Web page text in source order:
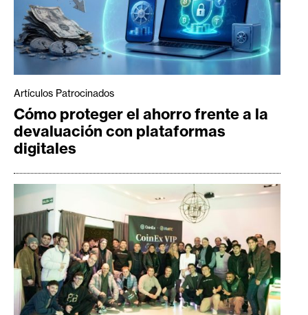
Artículos Patrocinados
Cómo proteger el ahorro frente a la
devaluación con plataformas
digitales